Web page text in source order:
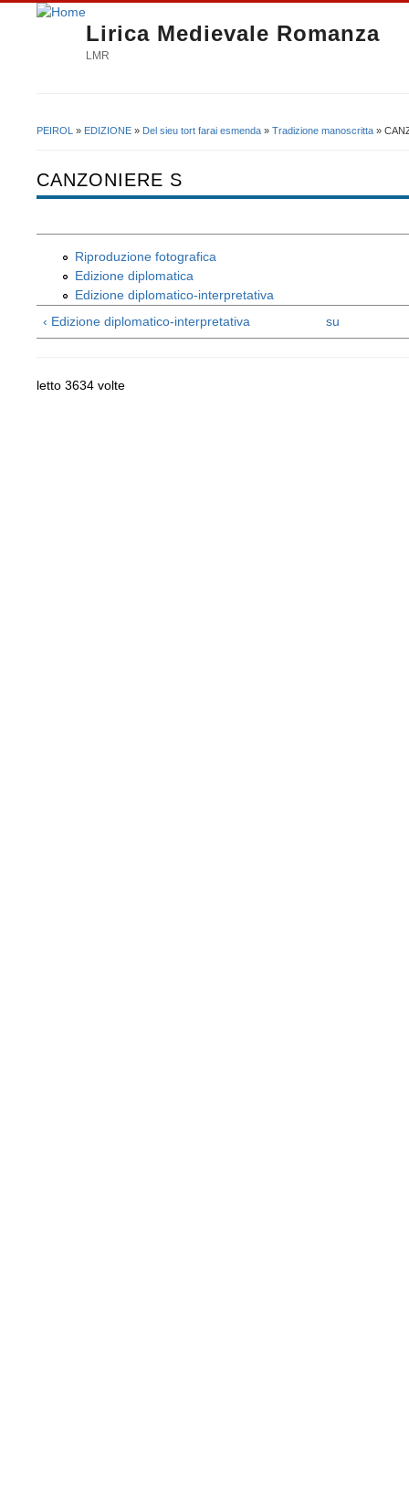
Lirica Medievale Romanza
LMR
PEIROL » EDIZIONE » Del sieu tort farai esmenda » Tradizione manoscritta »
CANZONIERE S
Riproduzione fotografica
Edizione diplomatica
Edizione diplomatico-interpretativa
‹ Edizione diplomatico-interpretativa
su
letto 3634 volte